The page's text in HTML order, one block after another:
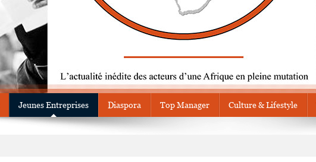
Jeunes Entreprises Diaspora Top Manager Culture & Lifestyle